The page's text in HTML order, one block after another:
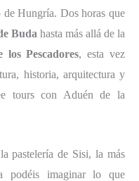
Hungría. Dos horas que
Buda hasta más allá de la
Pescadores, esta vez
historia, arquitectura y
tours con Aduén de la
pastelería de Sisi, la más
podéis imaginar lo que